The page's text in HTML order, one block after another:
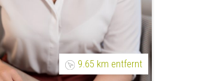
9.65 km entfernt